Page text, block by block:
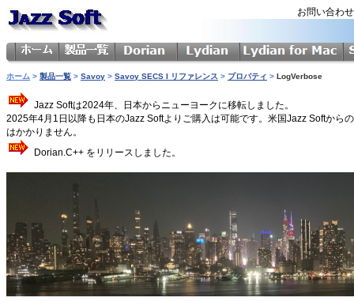
お問い合わ
ホーム > 製品一覧 > Savoy > Savoy SECS I リファレンス > プロパティ > LogVerbose
Jazz Softは2024年、日本からニューヨークに移転しました。
2025年4月1日以降も日本のJazz Softよりご購入は可能です。米国Jazz Softから
はかかりません。
Dorian.C++ をリリースしました。